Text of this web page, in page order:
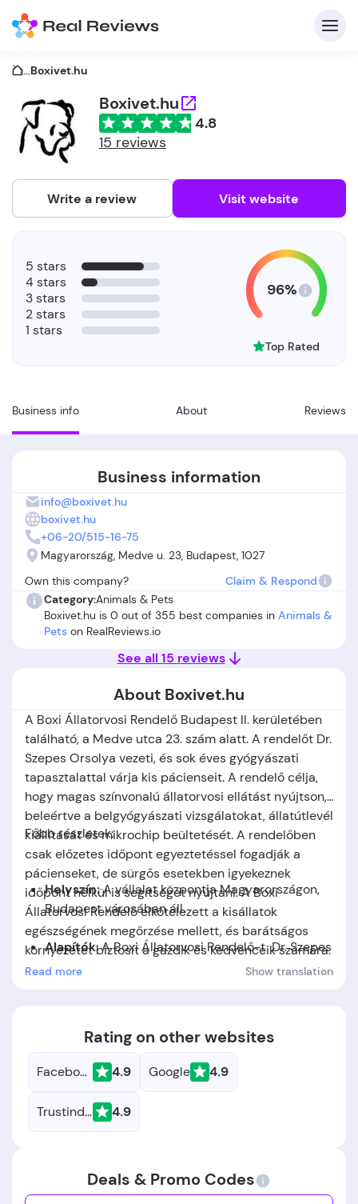
...Boxivet.hu
Boxivet.hu
4.8
15 reviews
Write a review Visit website
Business info About Reviews
5 stars
4 stars
3 stars
2 stars
1 stars
96%
Top Rated
Business information
info@boxivet.hu
boxivet.hu
+06-20/515-16-75
Magyarország, Medve u. 23, Budapest, 1027
Own this company?
Claim & Respond
Category:Animals & Pets
Boxivet.hu is 0 out of 355 best companies in Animals &
Pets on RealReviews.io
See all 15 reviews
About Boxivet.hu
A Boxi Állatorvosi Rendelő Budapest II. kerületében
található, a Medve utca 23. szám alatt. A rendelőt Dr.
Szepes Orsolya vezeti, és sok éves gyógyászati
tapasztalattal várja kis pácienseit. A rendelő célja,
hogy magas színvonalú állatorvosi ellátást nyújtson,
beleértve a belgyógyászati vizsgálatokat, állatútlevél
kiállítását és mikrochip beültetését. A rendelőben
csak előzetes időpont egyeztetéssel fogadják a
pácienseket, de sürgős esetekben igyekeznek
időpont nélkül is segítséget nyújtani. A Boxi
Állatorvosi Rendelő elkötelezett a kisállatok
egészségének megőrzése mellett, és barátságos
környezetet biztosít a gazdik és kedvenceik számára.
Főbb részletek:
Helyszín:A vállalat központjaMagyarországon,
Budapestvárosában áll.
Alapítók: A Boxi Állatorvosi Rendelő-tDr. Szepes
Orsolya
Read more Show translation
Rating on other websites
Facebook 4.9 Google 4.9
Trustindex 4.9
Deals & Promo Codes